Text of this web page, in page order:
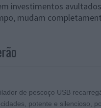
investimentos
mudam
de pescoço USB
potente e silencioso,